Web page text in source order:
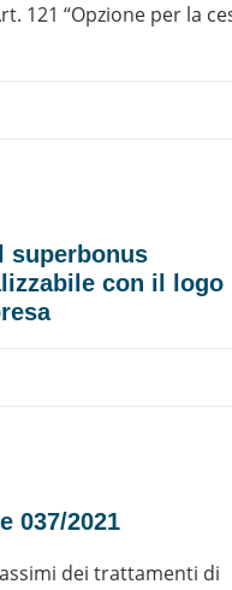
121 “Opzione per la
superbonus
con il logo
037/2021
dei trattamenti di